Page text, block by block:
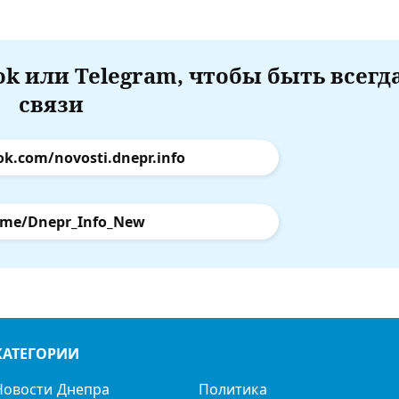
или Telegram, чтобы быть
связи
novosti.dnepr.info
Dnepr_Info_New
Днепра
Политика